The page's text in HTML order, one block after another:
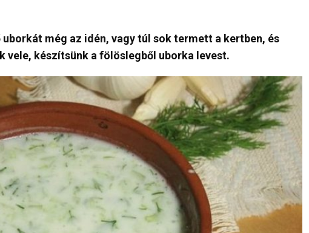
még az idén, vagy túl sok termett a kertben, és
vele, készítsünk a fölöslegből uborka levest.